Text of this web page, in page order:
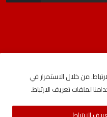
من خلال الاستمرار في
لملفات تعريف الارتباط.